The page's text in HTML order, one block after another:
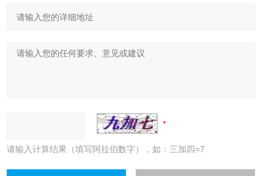
请输入计算结果（填写阿拉伯数字），如：三加四=7